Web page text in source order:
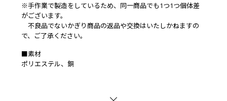
※手作業で製造をしているため、同一商品でも1つ1つ個体差
がございます。
不良品でないかぎり商品の返品や交換はいたしかねますの
で、ご了承ください。
■素材
ポリエステル、銅